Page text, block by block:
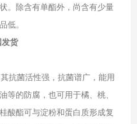
。除含有单酯外，尚含有少量
低。
货
抗菌活性强，抗菌谱广，能用
等的防腐，也可用于橘、桃、
酸酯可与淀粉和蛋白质形成复